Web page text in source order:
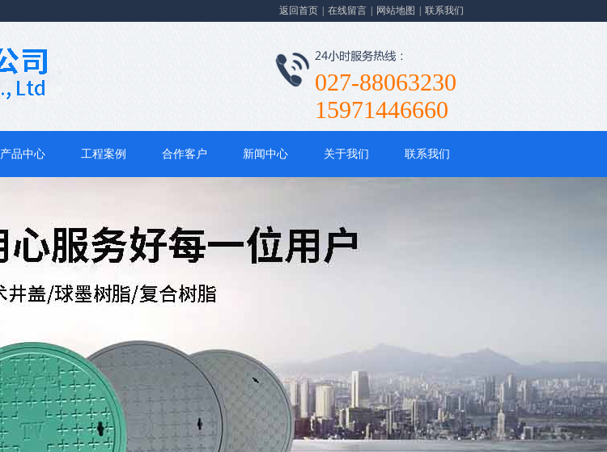
返回首页 在线留言 网站地图 联系我们
027-88063230
15971446660
产品中心 工程案例 合作客户 新闻中心 关于我们 联系我们